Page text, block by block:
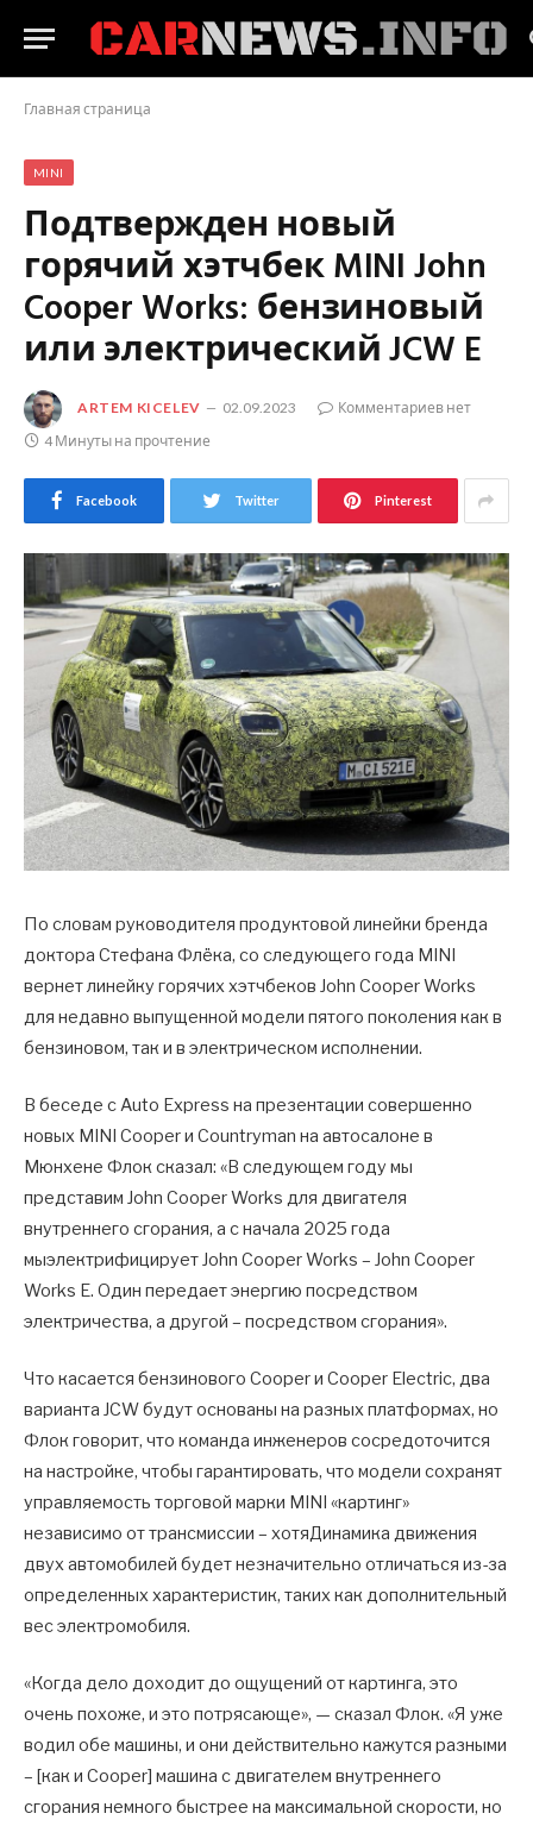
Главная страница
MINI
Подтвержден новый
горячий хэтчбек MINI John
Cooper Works: бензиновый
или электрический JCW E
ARTEM KICELEV 02.09.2023
Комментариев нет
4 Минуты на прочтение
Facebook Twitter Pinterest
По словам руководителя продуктовой линейки бренда
доктора Стефана Флёка, со следующего года MINI
вернет линейку горячих хэтчбеков John Cooper Works
для недавно выпущенной модели пятого поколения как в
бензиновом, так и в электрическом исполнении.
В беседе с Auto Express на презентации совершенно
новых MINI Cooper и Countryman на автосалоне в
Мюнхене Флок сказал: «В следующем году мы
представим John Cooper Works для двигателя
внутреннего сгорания, а с начала 2025 года
мыэлектрифицирует John Cooper Works – John Cooper
Works E. Один передает энергию посредством
электричества, а другой – посредством сгорания».
Что касается бензинового Cooper и Cooper Electric, два
варианта JCW будут основаны на разных платформах, но
Флок говорит, что команда инженеров сосредоточится
на настройке, чтобы гарантировать, что модели сохранят
управляемость торговой марки MINI «картинг»
независимо от трансмиссии – хотяДинамика движения
двух автомобилей будет незначительно отличаться из-за
определенных характеристик, таких как дополнительный
вес электромобиля.
«Когда дело доходит до ощущений от картинга, это
очень похоже, и это потрясающе», — сказал Флок. «Я уже
водил обе машины, и они действительно кажутся разными
– [как и Cooper] машина с двигателем внутреннего
сгорания немного быстрее на максимальной скорости, но